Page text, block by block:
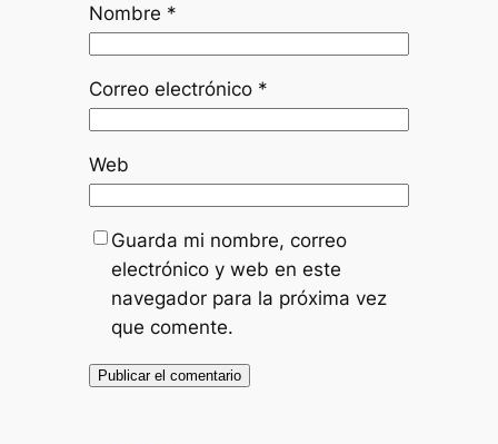
Nombre *
Correo electrónico *
Web
Guarda mi nombre, correo
electrónico y web en este
navegador para la próxima vez
que comente.